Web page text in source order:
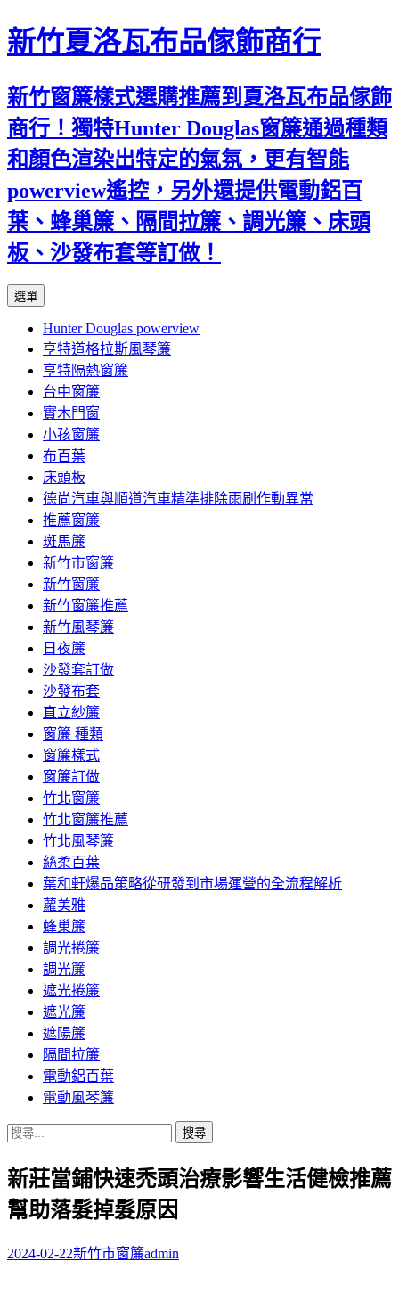
新竹夏洛瓦布品傢飾商行
新竹窗簾樣式選購推薦到夏洛瓦布品傢飾
商行！獨特Hunter Douglas窗簾通過種類
和顏色渲染出特定的氣氛，更有智能
powerview遙控，另外還提供電動鋁百
葉、蜂巢簾、隔間拉簾、調光簾、床頭
板、沙發布套等訂做！
選單
內
容
Hunter Douglas powerview
亨特道格拉斯風琴簾
亨特隔熱窗簾
台中窗簾
實木門窗
小孩窗簾
布百葉
床頭板
德尚汽車與順道汽車精準排除雨刷作動異常
推薦窗簾
斑馬簾
新竹市窗簾
新竹窗簾
新竹窗簾推薦
新竹風琴簾
日夜簾
沙發套訂做
沙發布套
直立紗簾
窗簾 種類
窗簾樣式
窗簾訂做
竹北窗簾
竹北窗簾推薦
竹北風琴簾
絲柔百葉
葉和軒爆品策略從研發到市場運營的全流程解析
蘿美雅
蜂巢簾
調光捲簾
調光簾
遮光捲簾
遮光簾
遮陽簾
隔間拉簾
電動鋁百葉
電動風琴簾
搜
關
鍵
字:
新莊當鋪快速禿頭治療影響生活健檢推薦
幫助落髮掉髮原因
2024-02-22新竹市窗簾admin